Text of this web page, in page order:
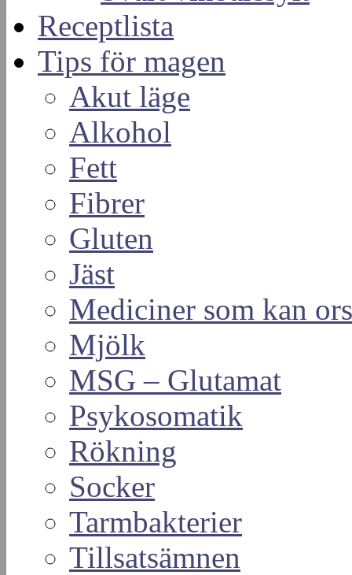
Receptlista
Tips för magen
Akut läge
Alkohol
Fett
Fibrer
Gluten
Jäst
Mediciner som kan
Mjölk
MSG – Glutamat
Psykosomatik
Rökning
Socker
Tarmbakterier
Tillsatsämnen